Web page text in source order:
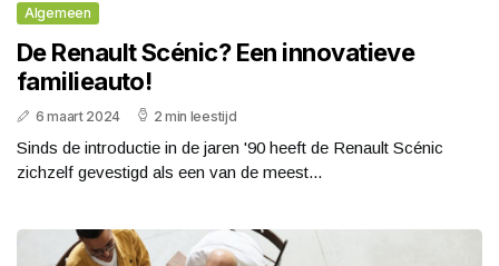
Algemeen
De Renault Scénic? Een innovatieve
familieauto!
6 maart 2024 2 min leestijd
Sinds de introductie in de jaren '90 heeft de Renault Scénic
zichzelf gevestigd als een van de meest...